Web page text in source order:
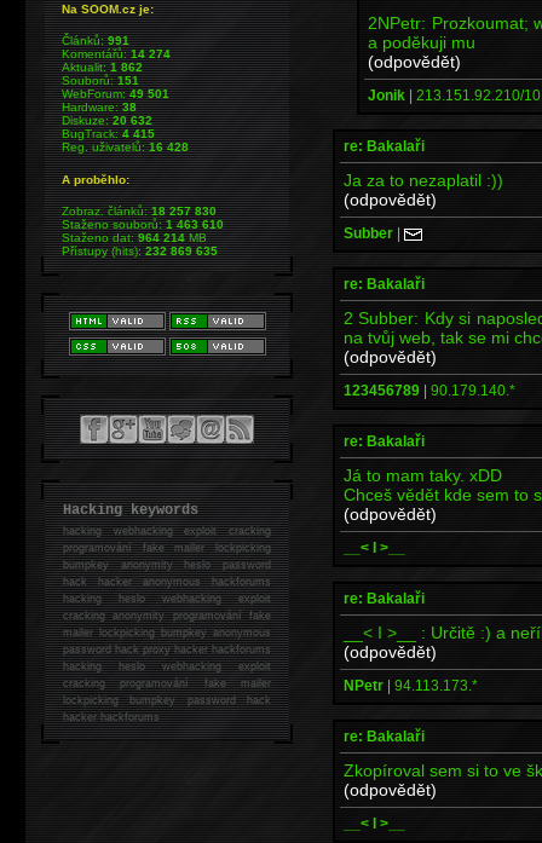
2NPetr: Prozkoumat;
a poděkuji mu
(odpovědět)
Jonik | 213.151.92.210/
re: Bakalaři
Ja za to nezaplatil :))
(odpovědět)
Subber |
re: Bakalaři
2 Subber: Kdy si
na tvůj web, tak se mi
(odpovědět)
123456789 | 90.179.140.*
re: Bakalaři
Já to mam taky. xDD
Chceš vědět kde sem to
(odpovědět)
__< I >__
re: Bakalaři
__< I >__ : Určitě :) a
(odpovědět)
NPetr | 94.113.173.*
re: Bakalaři
Zkopíroval sem si to ve
(odpovědět)
__< I >__
Na SOOM.cz je:
Článků:991
Komentářů:14 274
Aktualit:1 862
Souborů:151
WebForum:49 501
Hardware:38
Diskuze:20 632
BugTrack:4 415
Reg. uživatelů:16 428
A proběhlo:
Zobraz. článků:18 257 830
Staženo souborů:1 463 610
Staženo dat:964 214MB
Přístupy (hits):232 869 635
Hacking keywords
hackingwebhacking exploit cracking
programování fake mailer lockpicking
bumpkey anonymity heslo password
hackhacker anonymous hackforums
hackingheslo webhacking exploit
cracking anonymity programování fake
mailer lockpicking bumpkey anonymous
password hack proxy hacker hackforums
hacking heslo webhacking exploit
cracking programování fake mailer
lockpicking bumpkey password hack
hackerhackforums